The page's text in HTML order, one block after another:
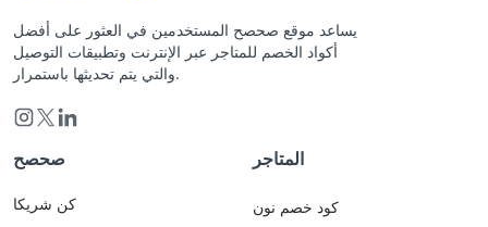
يساعد موقع صحصح المستخدمين في العثور على أفضل
أكواد الخصم للمتاجر عبر الإنترنت وتطبيقات التوصيل
والتي يتم تحديثها باستمرار.
صحصح
كن شريكا
المتاجر
كود خصم نون